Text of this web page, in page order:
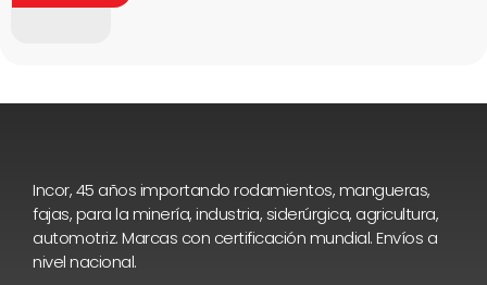
Incor, 45 años importando rodamientos, mangueras,
fajas, para la minería, industria, siderúrgica, agricultura,
automotriz. Marcas con certificación mundial. Envíos a
nivel nacional.